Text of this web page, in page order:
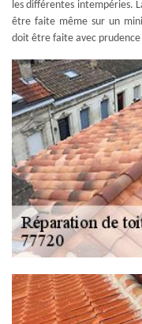
les différentes intempéries.
être faite même sur un
doit être faite avec